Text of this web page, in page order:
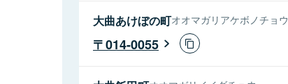
大曲あけぼの町オオマガリアケボノチョウ
014-0055